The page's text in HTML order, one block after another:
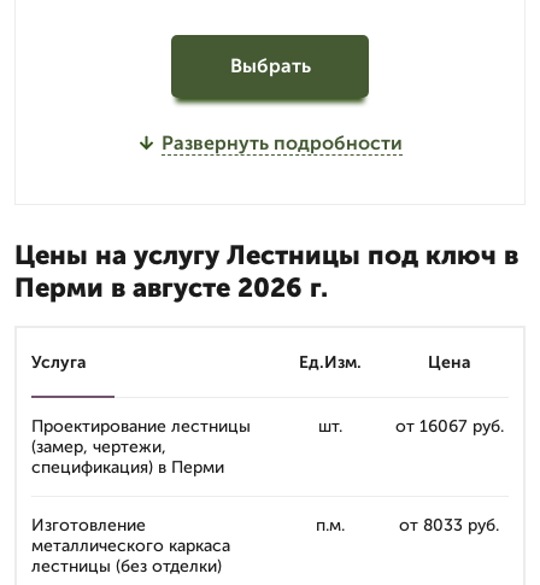
Выбрать
Развернуть подробности
Цены на услугу Лестницы под ключ в
Перми в августе 2026 г.
Услуга Ед.Изм. Цена
Проектирование лестницы
(замер, чертежи,
спецификация) в Перми
шт. от 16067 руб.
Изготовление
металлического каркаса
лестницы (без отделки)
п.м. от 8033 руб.